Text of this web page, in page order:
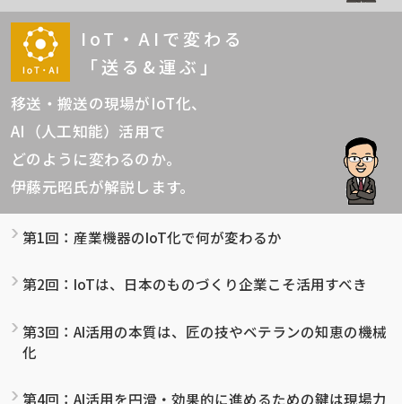
IoT・AIで変わる
「送る&運ぶ」
移送・搬送の現場がIoT化、
AI（人工知能）活用で
どのように変わるのか。
伊藤元昭氏が解説します。
第1回：産業機器のIoT化で何が変わるか
第2回：IoTは、日本のものづくり企業こそ活用すべき
第3回：AI活用の本質は、匠の技やベテランの知恵の機械
化
第4回：AI活用を円滑・効果的に進めるための鍵は現場力